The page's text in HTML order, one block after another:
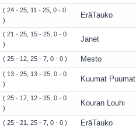
( 24 - 25, 11 - 25, 0 - 0
)
EräTauko
( 21 - 25, 15 - 25, 0 - 0
)
Janet
( 25 - 12, 25 - 7, 0 - 0 ) Mesto
( 13 - 25, 13 - 25, 0 - 0
)
Kuumat Puumat
( 25 - 17, 12 - 25, 0 - 0
)
Kouran Louhi
( 25 - 21, 25 - 7, 0 - 0 ) EräTauko